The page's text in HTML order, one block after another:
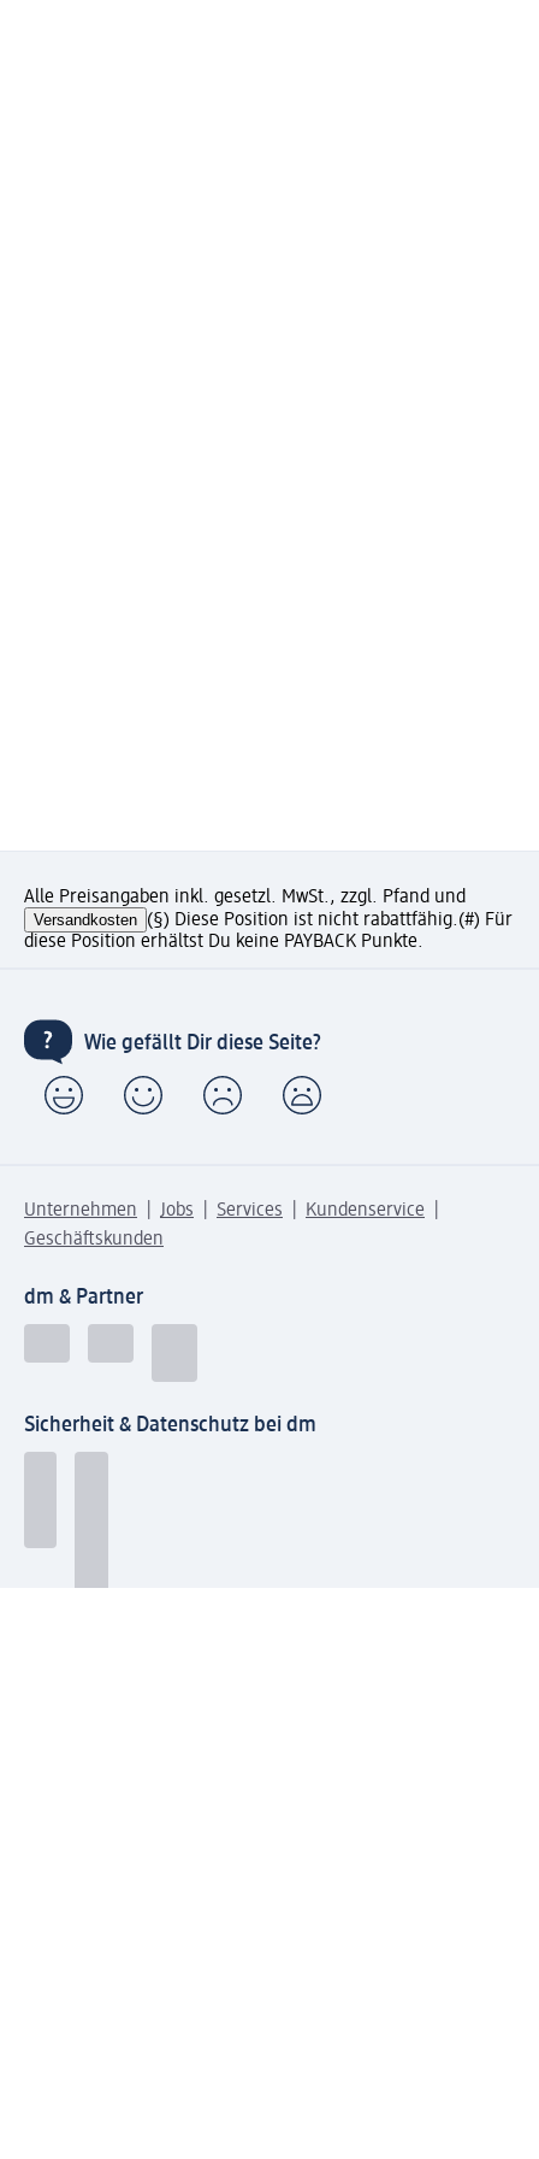
Alle Preisangaben inkl. gesetzl. MwSt., zzgl. Pfand und
Versandkosten (§) Diese Position ist nicht rabattfähig.(#) Für
diese Position erhältst Du keine PAYBACK Punkte.
Wie gefällt Dir diese Seite?
Unternehmen Jobs Services
Kundenservice
Geschäftskunden
dm & Partner
Sicherheit & Datenschutz bei dm